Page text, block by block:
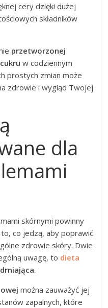
cery dzięki dużej
składników
przetworzonej
cukru w codziennym
prostych zmian może
zdrowie i wygląd Twojej
dla
skórnymi powinny
co jedzą, aby poprawić
zdrowie skóry. Dwie
uwagę, to dieta
.
można zauważyć jej
zapalnych, które